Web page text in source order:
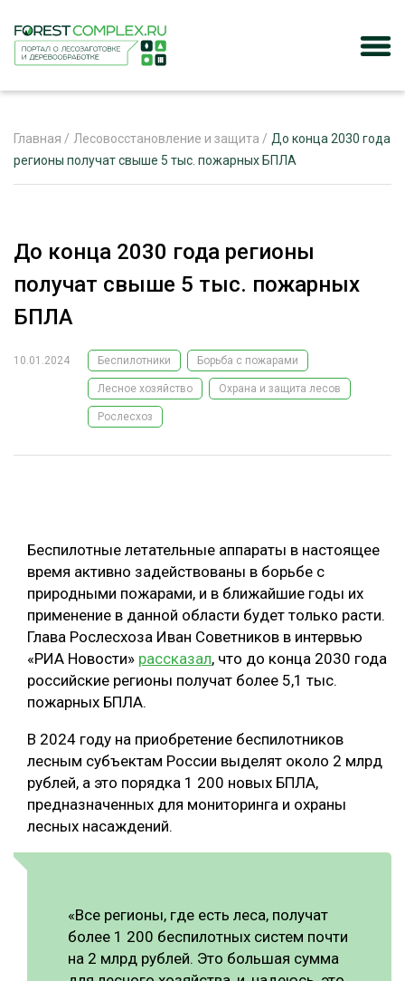
РЕКЛАМОДАТЕЛЯМ
ЛЕСНОЕ ХОЗЯЙСТВО
ЛЕСОЗАГОТОВКА
ОБРАБОТКА ДРЕВЕСИНЫ
ПРОИЗВОДСТВО ДРЕВЕСНЫХ ПЛИТ
ЦБП
КОМПЛЕКСНАЯ ПЕРЕРАБОТКА
ЛЕСОПИЛЕНИЕ
ДЕРЕВЯННОЕ ДОМОСТРОЕНИЕ
БЕЗОПАСНОЕ ПРОИЗВОДСТВО
СОРТИРОВКА ДРЕВЕСИНЫ
МЕБЕЛЬНОЕ ПРОИЗВОДСТВО
ПОДБОРКИ СТАТЕЙ
ЭКСПЕРТНОЕ МНЕНИЕ
Главная / Лесовосстановление и защита / До конца 2030 года
регионы получат свыше 5 тыс. пожарных БПЛА
До конца 2030 года регионы
получат свыше 5 тыс. пожарных
БПЛА
10.01.2024 Беспилотники Борьба с пожарами
Лесное хозяйство Охрана и защита лесов
Рослесхоз
Беспилотные летательные аппараты в настоящее
время активно задействованы в борьбе с
природными пожарами, и в ближайшие годы их
применение в данной области будет только расти.
Глава Рослесхоза Иван Советников в интервью
«РИА Новости» рассказал, что до конца 2030 года
российские регионы получат более 5,1 тыс.
пожарных БПЛА.
В 2024 году на приобретение беспилотников
лесным субъектам России выделят около 2 млрд
рублей, а это порядка 1 200 новых БПЛА,
предназначенных для мониторинга и охраны
лесных насаждений.
«Все регионы, где есть леса, получат
более 1 200 беспилотных систем почти
на 2 млрд рублей. Это большая сумма